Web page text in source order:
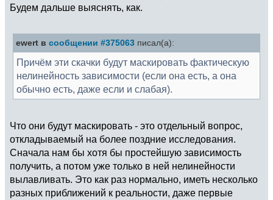
Будем дальше выяснять, как.
ewert в сообщении #375063 писал(а):
Причём эти скачки будут маскировать фактическую
нелинейность зависимости (если она есть, а она
обычно есть, даже если и слабая).
Что они будут маскировать - это отдельный вопрос,
откладываемый на более поздние исследования.
Сначала нам бы хотя бы простейшую зависимость
получить, а потом уже только в ней нелинейности
вылавливать. Это как раз нормально, иметь несколько
разных приближений к реальности, даже первые